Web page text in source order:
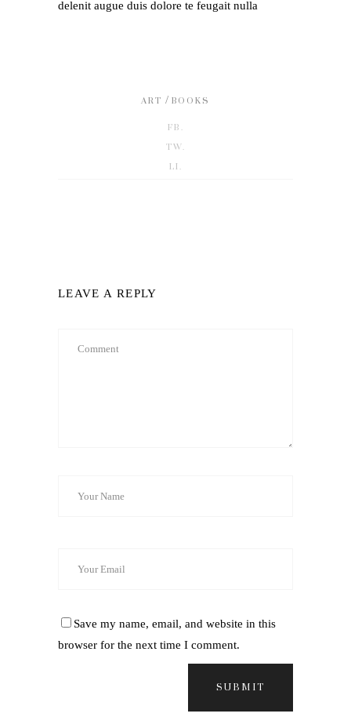
delenit augue duis dolore te feugait nulla
ART / BOOKS
FB.
TW.
LI.
LEAVE A REPLY
Save my name, email, and website in this
browser for the next time I comment.
SUBMIT